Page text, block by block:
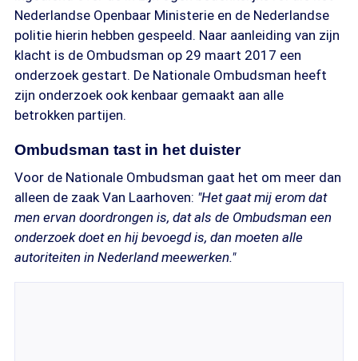
Nederlandse Openbaar Ministerie en de Nederlandse
politie hierin hebben gespeeld. Naar aanleiding van zijn
klacht is de Ombudsman op 29 maart 2017 een
onderzoek gestart. De Nationale Ombudsman heeft
zijn onderzoek ook kenbaar gemaakt aan alle
betrokken partijen.
Ombudsman tast in het duister
Voor de Nationale Ombudsman gaat het om meer dan
alleen de zaak Van Laarhoven: "Het gaat mij erom dat
men ervan doordrongen is, dat als de Ombudsman een
onderzoek doet en hij bevoegd is, dan moeten alle
autoriteiten in Nederland meewerken."